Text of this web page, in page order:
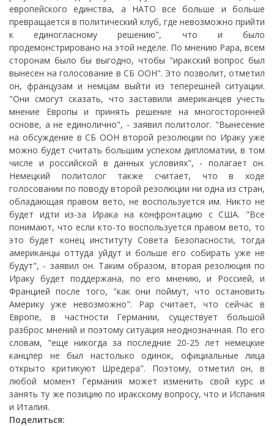
европейского единства, а НАТО все больше и больше
превращается в политический клуб, где невозможно прийти
к единогласному решению", что и было
продемонстрировано на этой неделе. По мнению Рара, всем
сторонам было бы выгодно, чтобы "иракский вопрос был
вынесен на голосование в СБ ООН". Это позволит, отметил
он, французам и немцам выйти из теперешней ситуации.
"Они смогут сказать, что заставили американцев учесть
мнение Европы и принять решение на многосторонней
основе, а не единолично", - заявил политолог. "Вынесение
на обсуждение в СБ ООН второй резолюции по Ираку уже
можно будет считать большим успехом дипломатии, в том
числе и российской в данных условиях", - полагает он.
Немецкий политолог также считает, что в ходе
голосовании по поводу второй резолюции ни одна из стран,
обладающая правом вето, не воспользуется им. Никто не
будет идти из-за Ирака на конфронтацию с США. "Все
понимают, что если кто-то воспользуется правом вето, то
это будет конец институту Совета Безопасности, тогда
американцы оттуда уйдут и больше его собирать уже не
будут", - заявил он. Таким образом, вторая резолюция по
Ираку будет поддержана, по его мнению, и Россией, и
Францией после того, "как они поймут, что остановить
Америку уже невозможно". Рар считает, что сейчас в
Европе, в частности Германии, существует большой
разброс мнений и поэтому ситуация неоднозначная. По его
словам, "еще никогда за последние 20-25 лет немецкие
канцлер не был настолько одинок, официальные лица
открыто критикуют Шредера". Поэтому, отметил он, в
любой момент Германия может изменить свой курс и
занять ту же позицию по иракскому вопросу, что и Испания
и Италия.
Поделиться: